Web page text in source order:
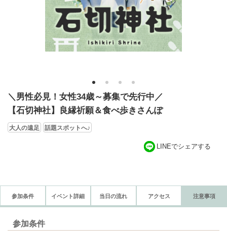
1 2 3 4
＼男性必見！女性34歳～募集で先行中／
【石切神社】良縁祈願＆食べ歩きさんぽ
大人の遠足 話題スポットへ♪
LINEでシェアする
参加条件 イベント詳細 当日の流れ アクセス 注意事項
参加条件